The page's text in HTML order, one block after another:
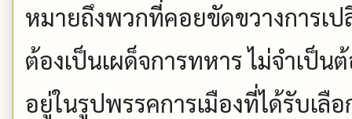
หมายถึงพวกที่คอยขัดขวางการเป
ต้องเป็นเผด็จการทหาร ไม่จำเป็
อยู่ในรูปพรรคการเมืองที่ได้รับเลื